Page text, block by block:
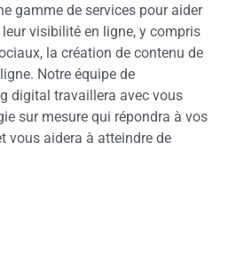
gamme de services pour aider
visibilité en ligne, y compris
la création de contenu de
Notre équipe de
digital travaillera avec vous
sur mesure qui répondra à vos
vous aidera à atteindre de